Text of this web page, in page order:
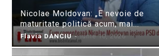
Nicolae Moldovan: „E nevoie de
maturitate politică acum, mai...
Flavia DANCIU - iunie 10, 2026